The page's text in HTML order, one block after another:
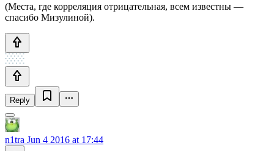
(Места, где корреляция отрицательная, всем известны —
спасибо Мизулиной).
Reply
n1tra Jun 4 2016 at 17:44